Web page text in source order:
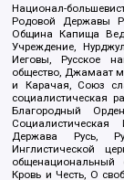
Национал-
Родовой Державы
Община Капища
Учреждение,
Иеговы, Русское
общество, Джамаат
и Карачая, Союз
социалистическая
Благородный
Держава Русь,
Инглистической
общенациональный
Кровь и Честь, О